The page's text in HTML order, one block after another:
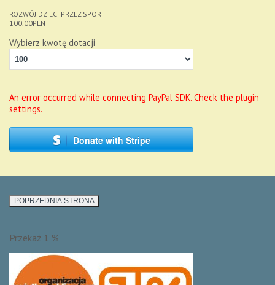
ROZWÓJ DZIECI PRZEZ SPORT
100.00PLN
Wybierz kwotę dotacji
An error occurred while connecting PayPal SDK. Check the plugin
settings.
Donate with Stripe
Przekaż 1 %